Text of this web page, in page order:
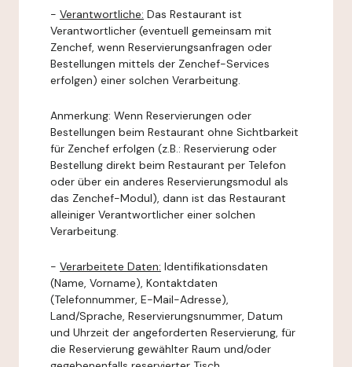
- Verantwortliche: Das Restaurant ist
Verantwortlicher (eventuell gemeinsam mit
Zenchef, wenn Reservierungsanfragen oder
Bestellungen mittels der Zenchef-Services
erfolgen) einer solchen Verarbeitung.
Anmerkung: Wenn Reservierungen oder
Bestellungen beim Restaurant ohne Sichtbarkeit
für Zenchef erfolgen (z.B.: Reservierung oder
Bestellung direkt beim Restaurant per Telefon
oder über ein anderes Reservierungsmodul als
das Zenchef-Modul), dann ist das Restaurant
alleiniger Verantwortlicher einer solchen
Verarbeitung.
- Verarbeitete Daten: Identifikationsdaten
(Name, Vorname), Kontaktdaten
(Telefonnummer, E-Mail-Adresse),
Land/Sprache, Reservierungsnummer, Datum
und Uhrzeit der angeforderten Reservierung, für
die Reservierung gewählter Raum und/oder